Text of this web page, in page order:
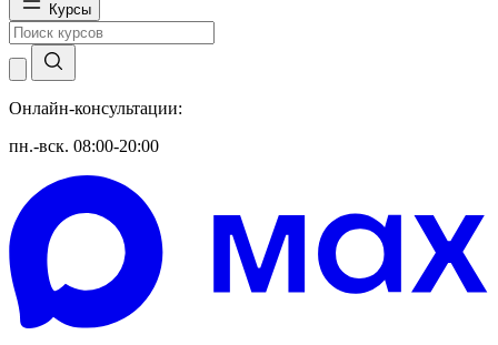
Курсы
Онлайн-консультации:
пн.-вск. 08:00-20:00